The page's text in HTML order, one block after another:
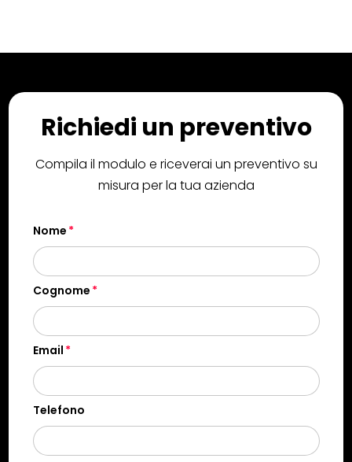
Richiedi un preventivo
Compila il modulo e riceverai un preventivo su
misura per la tua azienda
Nome
Cognome
Email
Telefono